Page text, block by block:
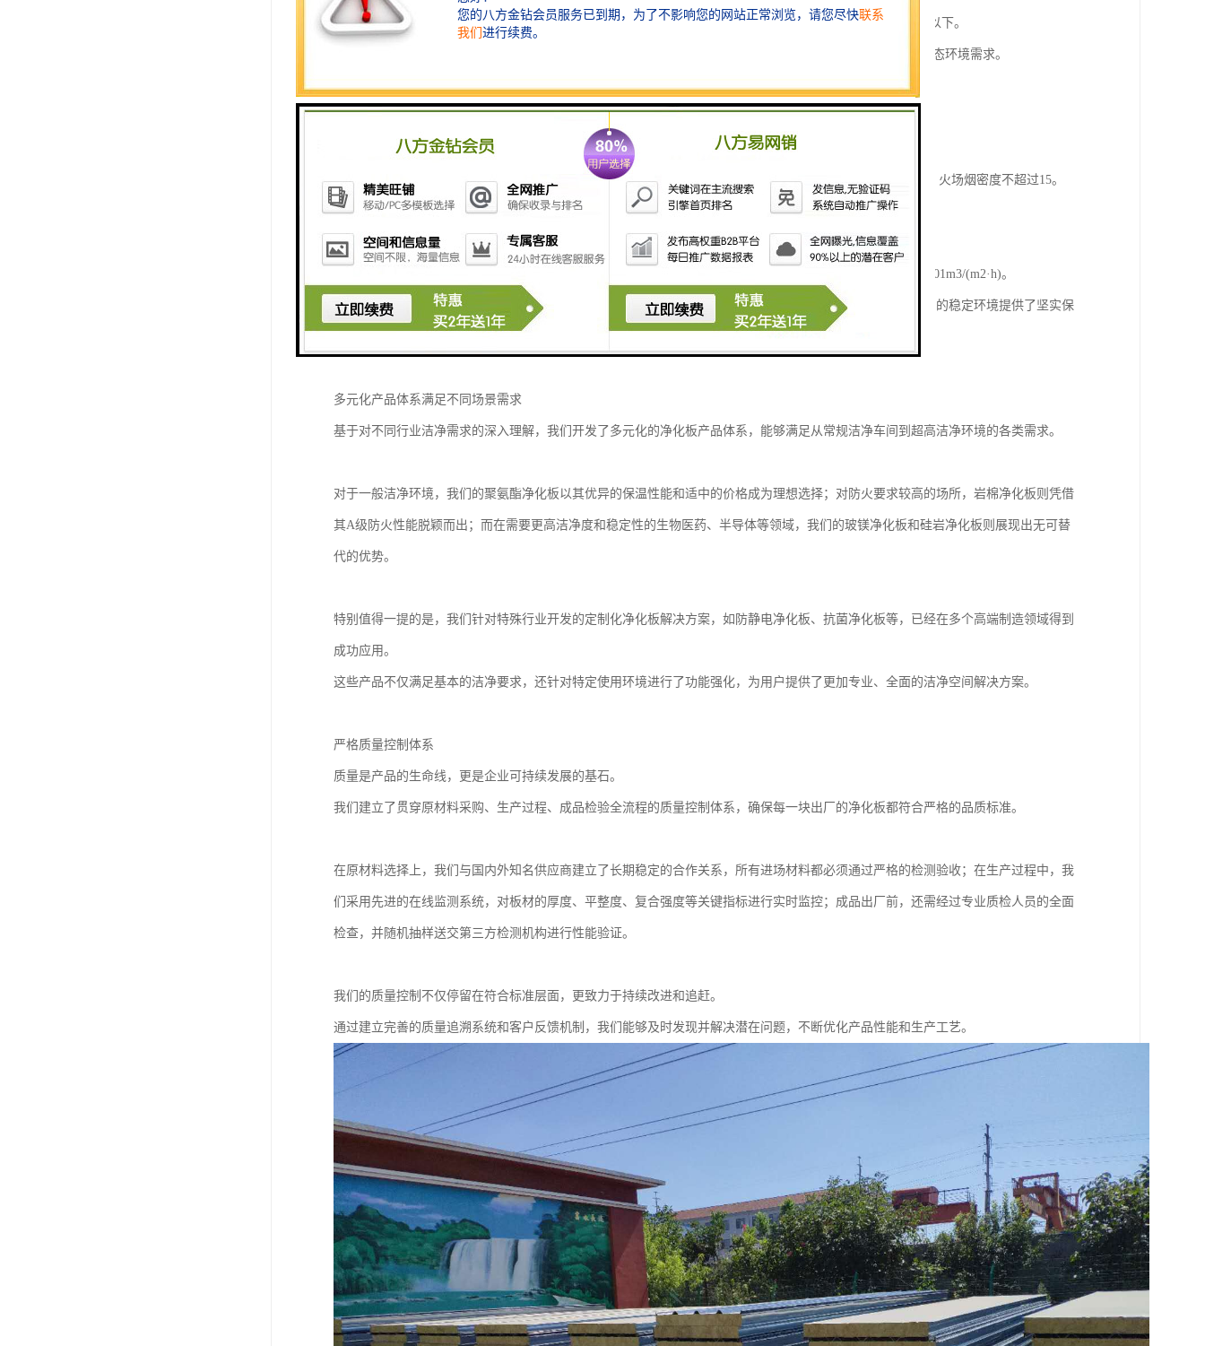
在表面处理工艺上，我们采用0.4-0.8mm厚氟碳/环氧静电粉末涂层，使板材表面颗粒附着率严格控制在0.03%以下。
配合≥1000级砂光处理技术，确保板材初始菌落数不超过5CFU/皿，完全满足ISO 14644-1 Class 5级（百级）动态环境需求。
这种精细的表面处理不仅保证了板材的洁净度，还大大降低了日常清洁维护的难度和成本。
防火安全是净化板的另一项关键指标。
我们的产品内置双面0.5mm玻镁阻燃层与聚氨酯闭孔结构，使燃烧性能达到A2级标准，烟雾毒性控制在Z1级，火场烟密度不超过15。
这一系列优异的防火性能为洁净空间提供了可靠的安全保障，尤其适用于那些对防火要求严格的特殊场所。
在结构设计方面，我们创新开发了模块化企口插接系统，配合高性能硅酮胶密封技术，使板材漏风率不超过0.01m3/(m2·h)。
这种设计不仅简化了安装流程，缩短了施工周期，更重要的是确保了整个围护系统的气密性，为维持洁净空间的稳定环境提供了坚实保
多元化产品体系满足不同场景需求
基于对不同行业洁净需求的深入理解，我们开发了多元化的净化板产品体系，能够满足从常规洁净车间到超高洁净环境的各类需求。
对于一般洁净环境，我们的聚氨酯净化板以其优异的保温性能和适中的价格成为理想选择；对防火要求较高的场所，岩棉净化板则凭借
其A级防火性能脱颖而出；而在需要更高洁净度和稳定性的生物医药、半导体等领域，我们的玻镁净化板和硅岩净化板则展现出无可替
代的优势。
特别值得一提的是，我们针对特殊行业开发的定制化净化板解决方案，如防静电净化板、抗菌净化板等，已经在多个高端制造领域得到
成功应用。
这些产品不仅满足基本的洁净要求，还针对特定使用环境进行了功能强化，为用户提供了更加专业、全面的洁净空间解决方案。
严格质量控制体系
质量是产品的生命线，更是企业可持续发展的基石。
我们建立了贯穿原材料采购、生产过程、成品检验全流程的质量控制体系，确保每一块出厂的净化板都符合严格的品质标准。
在原材料选择上，我们与国内外知名供应商建立了长期稳定的合作关系，所有进场材料都必须通过严格的检测验收；在生产过程中，我
们采用先进的在线监测系统，对板材的厚度、平整度、复合强度等关键指标进行实时监控；成品出厂前，还需经过专业质检人员的全面
检查，并随机抽样送交第三方检测机构进行性能验证。
我们的质量控制不仅停留在符合标准层面，更致力于持续改进和追赶。
通过建立完善的质量追溯系统和客户反馈机制，我们能够及时发现并解决潜在问题，不断优化产品性能和生产工艺。